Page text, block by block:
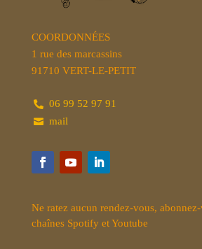
COORDONNÉES
1 rue des marcassins
91710 VERT-LE-PETIT
 06 99 52 97 91
 mail
Ne ratez aucun rendez-vous,
chaînes Spotify et Youtube